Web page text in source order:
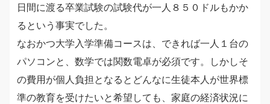
日間に渡る卒業試験の試験代が一人８５０ドルもかか
るという事実でした。
なおかつ大学入学準備コースは、できれば一人１台の
パソコンと、数学では関数電卓が必須です。しかしそ
の費用が個人負担となるとどんなに生徒本人が世界標
準の教育を受けたいと希望しても、家庭の経済状況に